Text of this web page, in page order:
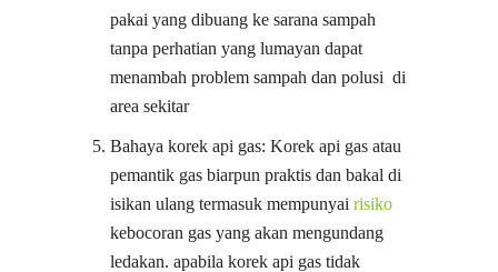
pakai yang dibuang ke sarana sampah
tanpa perhatian yang lumayan dapat
menambah problem sampah dan polusi di
area sekitar
Bahaya korek api gas: Korek api gas atau
pemantik gas biarpun praktis dan bakal di
isikan ulang termasuk mempunyai risiko
kebocoran gas yang akan mengundang
ledakan. apabila korek api gas tidak